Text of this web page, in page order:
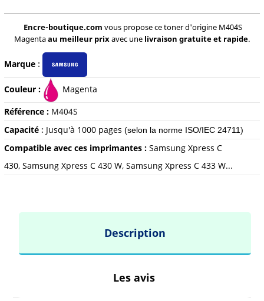
Encre-boutique.com vous propose ce toner d'origine M404S
Magentaau meilleur prixavec une livraison gratuite et rapide.
Marque:
Couleur : Magenta
Référence :M404S
Capacité: Jusqu'à 1000 pages (selon la norme ISO/IEC 24711)
Compatible avec ces imprimantes : Samsung Xpress C
430, Samsung Xpress C 430 W, Samsung Xpress C 433 W...
Description
Les avis